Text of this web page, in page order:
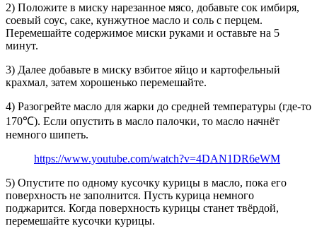
2) Положите в миску нарезанное мясо, добавьте сок имбиря,
соевый соус, саке, кунжутное масло и соль с перцем.
Перемешайте содержимое миски руками и оставьте на 5
минут.
3) Далее добавьте в миску взбитое яйцо и картофельный
крахмал, затем хорошенько перемешайте.
4) Разогрейте масло для жарки до средней температуры (где-то
170℃). Если опустить в масло палочки, то масло начнёт
немного шипеть.
https://www.youtube.com/watch?v=4DAN1DR6eWM
5) Опустите по одному кусочку курицы в масло, пока его
поверхность не заполнится. Пусть курица немного
поджарится. Когда поверхность курицы станет твёрдой,
перемешайте кусочки курицы.